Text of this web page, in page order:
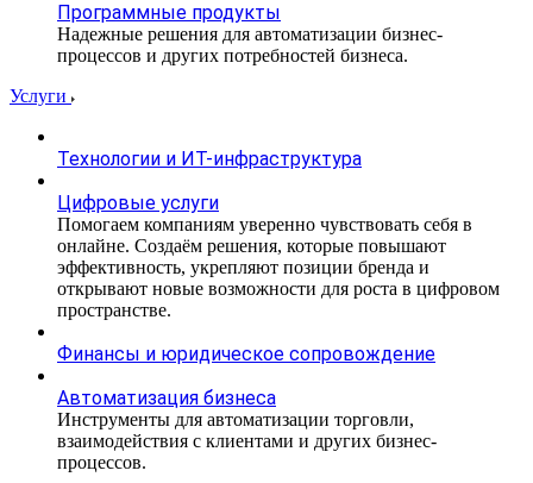
Программные продукты
Надежные решения для автоматизации бизнес-
процессов и других потребностей бизнеса.
Услуги
Технологии и ИТ-инфраструктура
Цифровые услуги
Помогаем компаниям уверенно чувствовать себя в
онлайне. Создаём решения, которые повышают
эффективность, укрепляют позиции бренда и
открывают новые возможности для роста в цифровом
пространстве.
Финансы и юридическое сопровождение
Автоматизация бизнеса
Инструменты для автоматизации торговли,
взаимодействия с клиентами и других бизнес-
процессов.